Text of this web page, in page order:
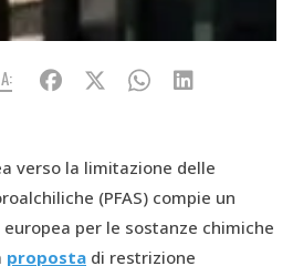
verso la limitazione delle
(PFAS) compie un
europea per le sostanze chimiche
proposta di restrizione